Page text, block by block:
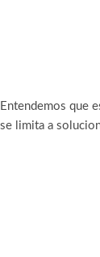
Entendemos que
se limita a